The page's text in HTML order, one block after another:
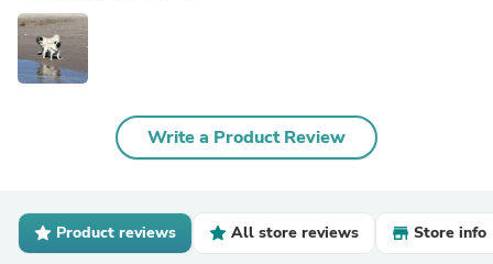
Write a Product Review
Product reviews All store reviews Store info